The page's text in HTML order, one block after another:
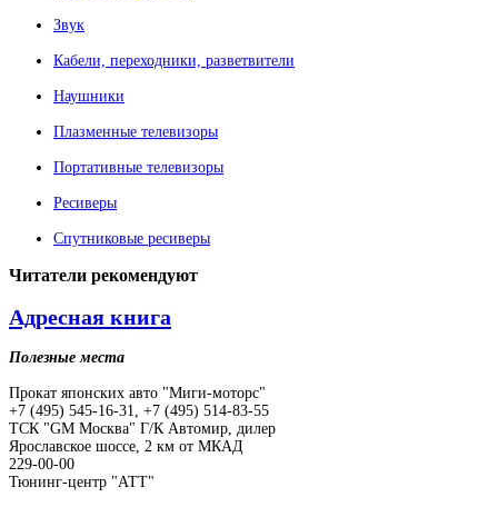
Звук
Кабели, переходники, разветвители
Наушники
Плазменные телевизоры
Портативные телевизоры
Ресиверы
Спутниковые ресиверы
Читатели рекомендуют
Адресная книга
Полезные места
Прокат японских авто "Миги-моторс"
+7 (495) 545-16-31, +7 (495) 514-83-55
ТСК "GM Москва" Г/К Автомир, дилер
Ярославское шоссе, 2 км от МКАД
229-00-00
Тюнинг-центр "АТТ"